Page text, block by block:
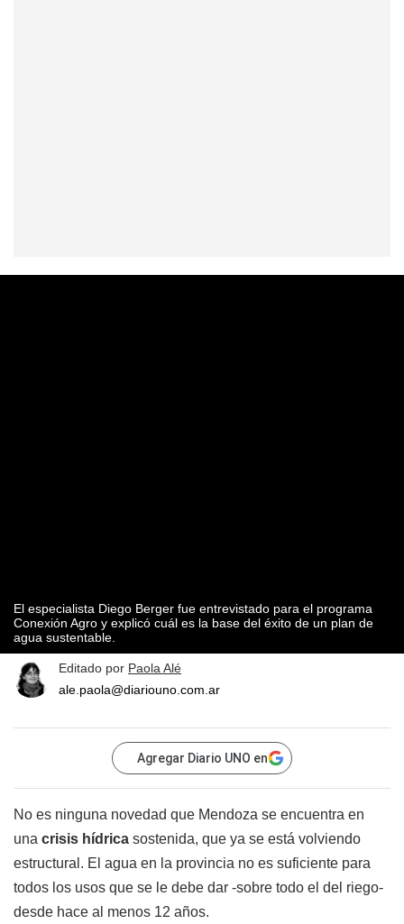
El especialista Diego Berger fue entrevistado para el programa
Conexión Agro y explicó cuál es la base del éxito de un plan de
agua sustentable.
Editado por Paola Alé
ale.paola@diariouno.com.ar
Agregar Diario UNO en
No es ninguna novedad que Mendoza se encuentra en
una crisis hídrica sostenida, que ya se está volviendo
estructural. El agua en la provincia no es suficiente para
todos los usos que se le debe dar -sobre todo el del riego-
desde hace al menos 12 años.